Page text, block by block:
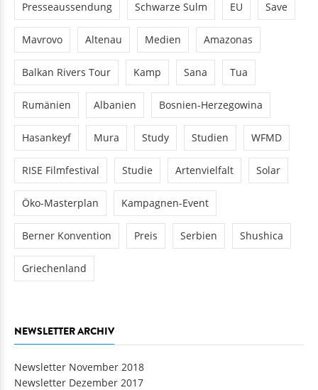
Presseaussendung Schwarze Sulm EU Save
Mavrovo Altenau Medien Amazonas
Balkan Rivers Tour Kamp Sana Tua
Rumänien Albanien Bosnien-Herzegowina
Hasankeyf Mura Study Studien WFMD
RISE Filmfestival Studie Artenvielfalt Solar
Öko-Masterplan Kampagnen-Event
Berner Konvention Preis Serbien Shushica
Griechenland
NEWSLETTER ARCHIV
Newsletter November 2018
Newsletter Dezember 2017